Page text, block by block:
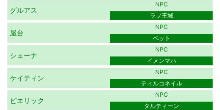
グルアス
NPC
ラフ王城
屋台
NPC
ペット
シェーナ
NPC
イメンマハ
ケイティン
NPC
ティルコネイル
ピエリック
NPC
タルティーン